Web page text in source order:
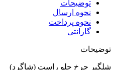
توضیحات
نحوه ارسال
نحوه پرداخت
گارانتی
توضیحات
شلگیر چرخ جلو راست (شاگرد)